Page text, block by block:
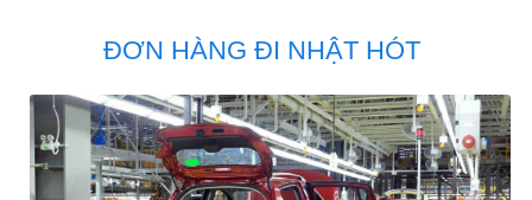
ĐƠN HÀNG ĐI NHẬT HÓT